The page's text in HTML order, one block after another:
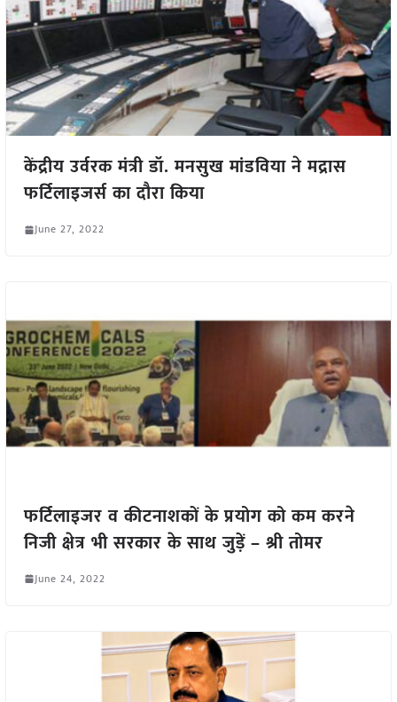
केंद्रीय उर्वरक मंत्री डॉ. मनसुख मांडविया ने मद्रास
फर्टिलाइजर्स का दौरा किया
June 27, 2022
फर्टिलाइजर व कीटनाशकों के प्रयोग को कम करने
निजी क्षेत्र भी सरकार के साथ जुड़ें – श्री तोमर
June 24, 2022